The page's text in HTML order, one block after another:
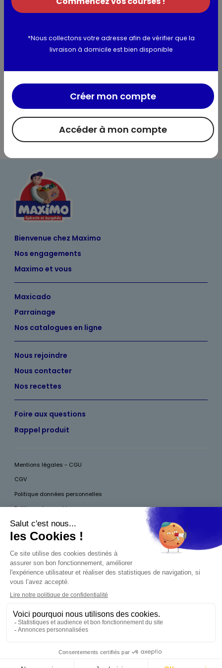
0,00 €
Produit indisponible
Bienvenue chez Maximo
Nos engagements
Maximo et vous
Maxicado
Parrainage
Nos catalogues en ligne
Nous rejoindre
Nous contacter
Nos recettes
Foire aux questions
Rappel produit
Mentions légales - CGU
CGV
Politique données personnelles
Politique des cookies
Accessibilité
Pour votre santé, mangez au moins cinq fruits et légumes par jour, plus
d’infos surwww.mangerbouger.fr
aux mineurs de moins de 18 ans
La preuve de majorité de l'acheteur est exigée au
moment de la vente en ligne. CODE DE LA SANTÉ
*Nous collectons votre adresse afin de vérifier que la
livraison à domicile est bien disponible
Accéder à mon compte
Créer mon compte